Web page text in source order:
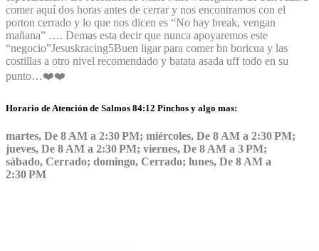
comer aquí dos horas antes de cerrar y nos encontramos con el
porton cerrado y lo que nos dicen es “No hay break, vengan
mañana” …. Demas esta decir que nunca apoyaremos este
“negocio”Jesuskracing5Buen ligar para comer bn boricua y las
costillas a otro nivel recomendado y batata asada uff todo en su
punto…❤️❤️
Horario de Atención de Salmos 84:12 Pinchos y algo mas:
martes, De 8 AM a 2:30 PM; miércoles, De 8 AM a 2:30 PM;
jueves, De 8 AM a 2:30 PM; viernes, De 8 AM a 3 PM;
sábado, Cerrado; domingo, Cerrado; lunes, De 8 AM a
2:30 PM